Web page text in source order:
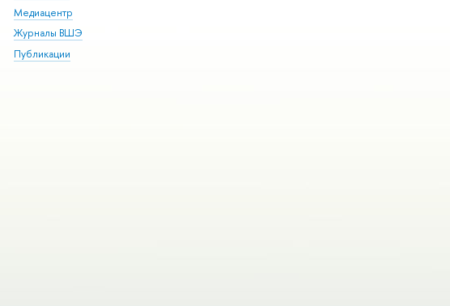
Медиацентр
Журналы ВШЭ
Публикации